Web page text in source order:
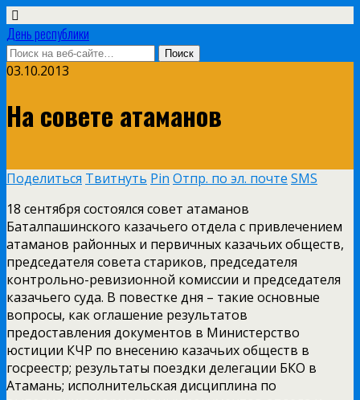
День республики
03.10.2013
На совете атаманов
Поделиться Твитнуть Pin Отпр. по эл. почте SMS
18 сентября состоялся совет атаманов
Баталпашинского казачьего отдела с привлечением
атаманов районных и первичных казачьих обществ,
председателя совета стариков, председателя
контрольно-ревизионной комиссии и председателя
казачьего суда. В повестке дня – такие основные
вопросы, как оглашение результатов
предоставления документов в Министерство
юстиции КЧР по внесению казачьих обществ в
госреестр; результаты поездки делегации БКО в
Атамань; исполнительская дисциплина по